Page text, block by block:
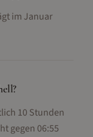
im Januar
10 Stunden
gegen 06:55